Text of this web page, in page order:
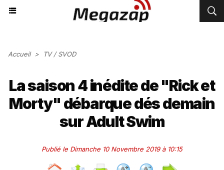
Accueil > TV / SVOD
La saison 4 inédite de "Rick et
Morty" débarque dés demain
sur Adult Swim
Publié le Dimanche 10 Novembre 2019 à 10:15